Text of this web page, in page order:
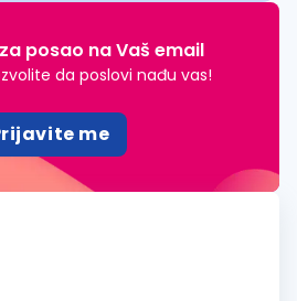
posao na Vaš email
da poslovi nađu vas!
me